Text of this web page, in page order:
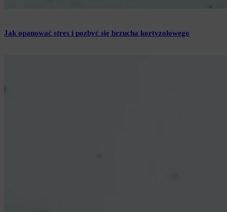
Jak opanować stres i pozbyć się brzucha kortyzolowego